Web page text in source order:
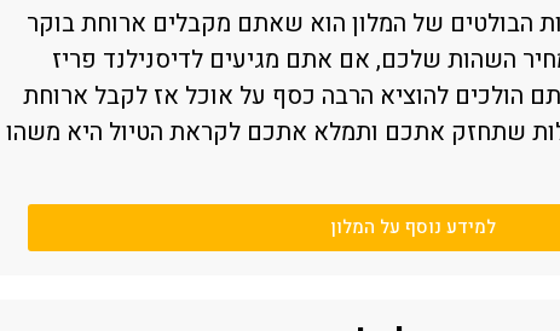
הבולטים של המלון הוא שאתם מקבלים ארוחת בוקר
השהות שלכם, אם אתם מגיעים לדיסנילנד פריז
הולכים להוציא הרבה כסף על אוכל אז לקבל ארוחת
שתחזק אתכם ותמלא אתכם לקראת הטיול היא משהו
למידע נוסף על המלון